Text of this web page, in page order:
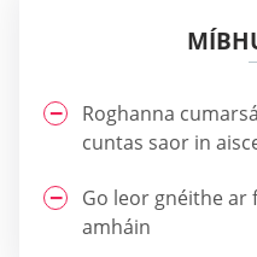
Roghanna
cuntas saor in
Go leor gnéithe ar
amháin